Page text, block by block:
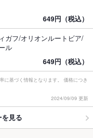
649円（税込）
ガフ/オリオンルートビア/
ル
649円（税込）
に基づく情報となります。 価格につき
2024/09/09 更新
見る